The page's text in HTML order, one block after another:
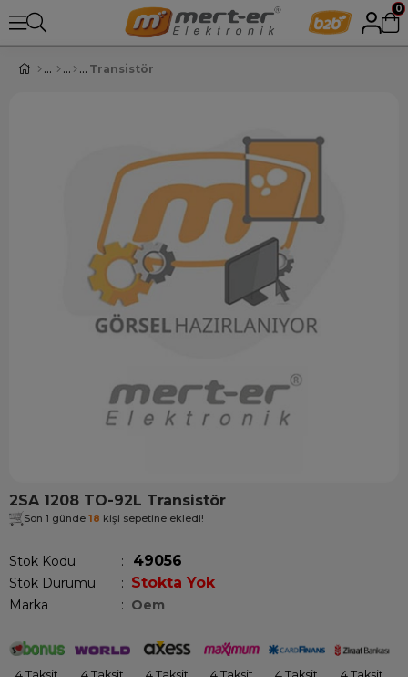
0
Transistör
2SA 1208 TO-92L Transistör
Son 1 günde 18 kişi sepetine ekledi!
Stok Kodu 49056
Stok Durumu : Stokta Yok
Marka : Oem